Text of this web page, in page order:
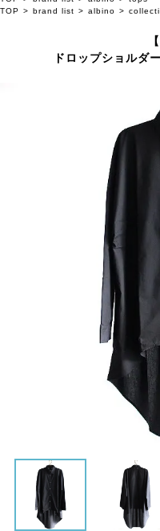
TOP
brand list albino
ドロップショルダ